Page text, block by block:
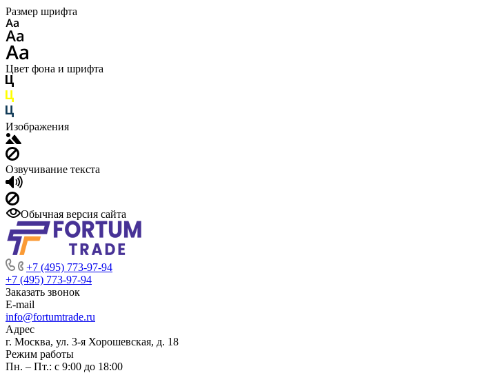
Размер шрифта
Цвет фона и шрифта
Изображения
Озвучивание текста
Обычная версия сайта
+7 (495) 773-97-94
+7 (495) 773-97-94
Заказать звонок
E-mail
info@fortumtrade.ru
Адрес
г. Москва, ул. 3-я Хорошевская, д. 18
Режим работы
Пн. – Пт.: с 9:00 до 18:00